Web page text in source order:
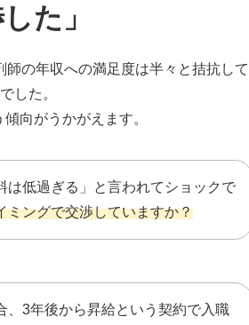
た」
の年収への満足度は半々と拮抗して
でした。
傾向がうかがえます。
は低過ぎる」と言われてショックで
ミングで交渉していますか？
、3年後から昇給という契約で入職